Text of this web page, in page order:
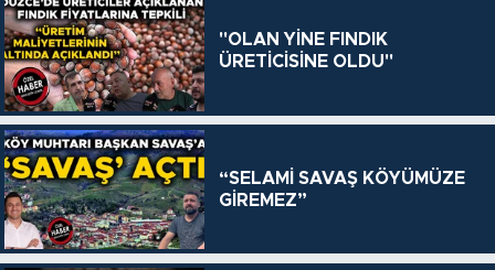
"OLAN YİNE FINDIK
ÜRETİCİSİNE OLDU"
“SELAMİ SAVAŞ KÖYÜMÜZE
GİREMEZ”